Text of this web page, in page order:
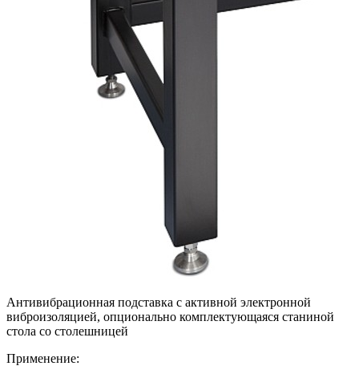
Антивибрационная подставка с активной электронной
виброизоляцией, опционально комплектующаяся станиной
стола со столешницей
Применение: